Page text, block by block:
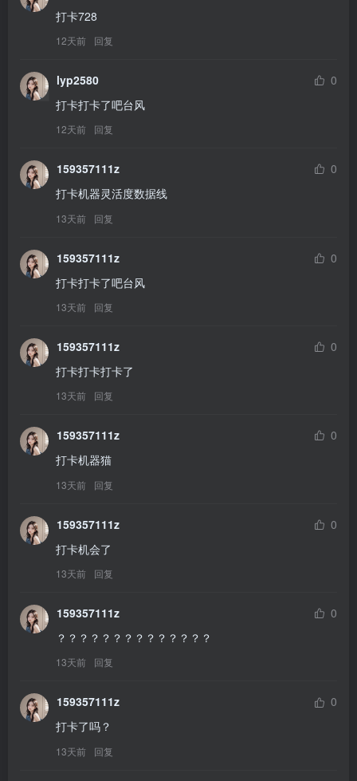
打卡728
12天前 回复
lyp2580
0
打卡打卡了吧台风
12天前 回复
159357111z
0
打卡机器灵活度数据线
13天前 回复
159357111z
0
打卡打卡了吧台风
13天前 回复
159357111z
0
打卡打卡打卡了
13天前 回复
159357111z
0
打卡机器猫
13天前 回复
159357111z
0
打卡机会了
13天前 回复
159357111z
0
？？？？？？？？？？？？？？
13天前 回复
159357111z
0
打卡了吗？
13天前 回复